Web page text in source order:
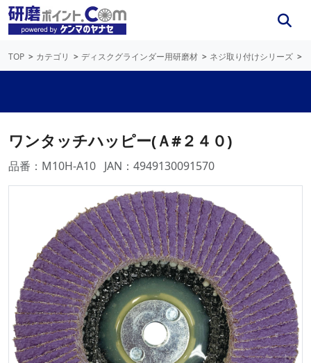
TOP カテゴリ ディスクグラインダー用研磨材 ネジ取り付けシリーズ
ワンタッチハッピー(Ａ#２４０)
品番：M10H-A10 JAN：4949130091570